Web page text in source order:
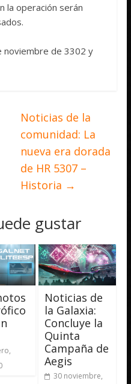
la operación serán
noviembre de 3302 y
Noticias de la
comunidad: La
nueva era dorada
de HR 5307 –
Historia →
gustar
Noticias de
la Galaxia:
Concluye la
Quinta
Campaña de
Aegis
30 noviembre,